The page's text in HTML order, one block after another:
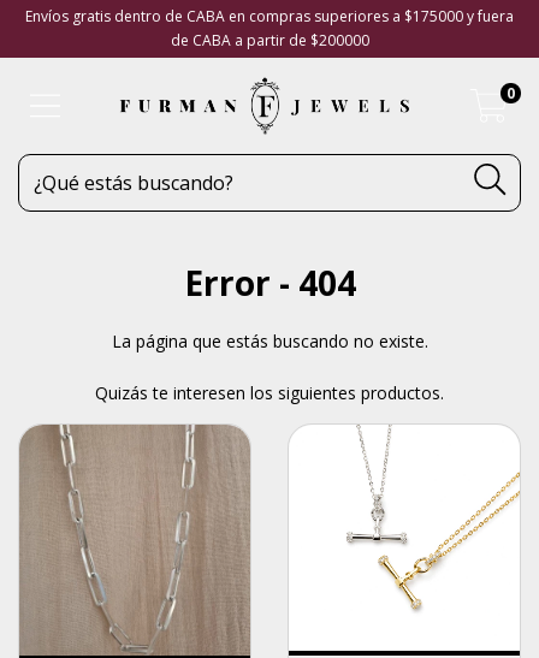
Envíos gratis dentro de CABA en compras superiores a $175000 y fuera
de CABA a partir de $200000
0
Error - 404
La página que estás buscando no existe.
Quizás te interesen los siguientes productos.